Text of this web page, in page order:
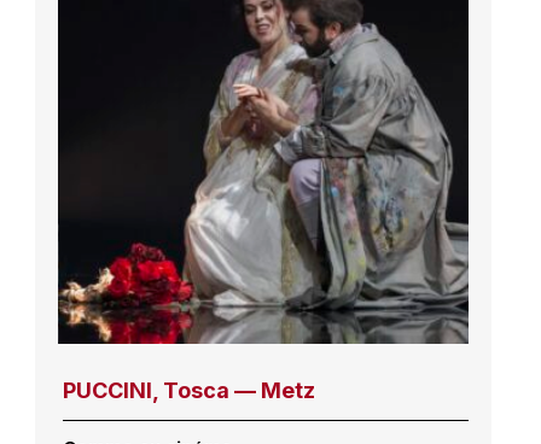
PUCCINI, Tosca — Metz